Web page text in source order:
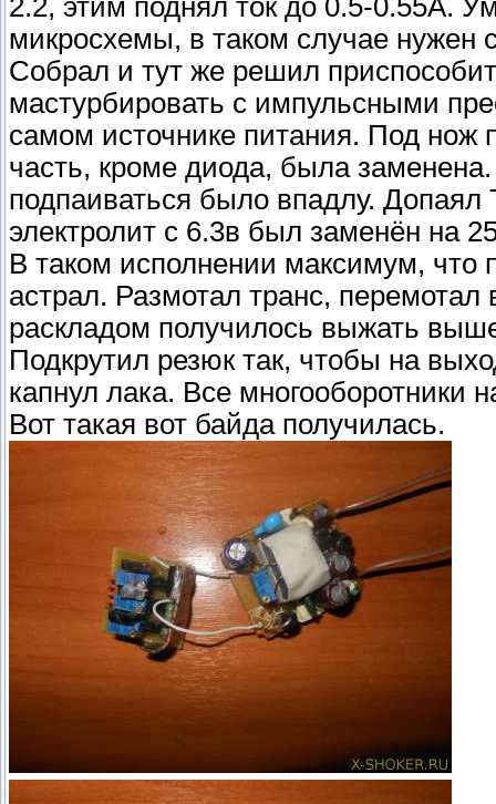
2.2, этим поднял ток до 0.5-0.55А.
микросхемы, в таком случае нужен
Собрал и тут же решил
мастурбировать с импульсными
самом источнике питания. Под нож
часть, кроме диода, была
подпаиваться было впадлу.
электролит с 6.3в был заменён на
В таком исполнении максимум, что
астрал. Размотал транс, перемотал
раскладом получилось выжать
Подкрутил резюк так, чтобы на
капнул лака. Все многооборотники
Вот такая вот байда получилась.